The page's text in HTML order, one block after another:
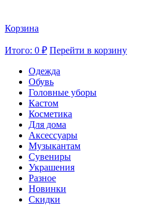
Корзина
Итого: 0 ₽ Перейти в корзину
Одежда
Обувь
Головные уборы
Кастом
Косметика
Для дома
Аксессуары
Музыкантам
Сувениры
Украшения
Разное
Новинки
Скидки